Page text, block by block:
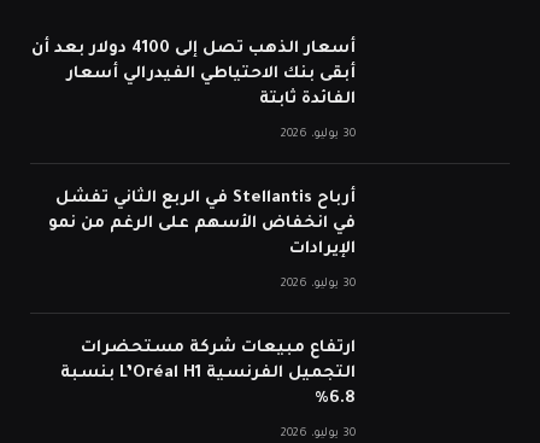
أسعار الذهب تصل إلى 4100 دولار بعد أن
أبقى بنك الاحتياطي الفيدرالي أسعار
الفائدة ثابتة
30 يوليو، 2026
أرباح Stellantis في الربع الثاني تفشل
في انخفاض الأسهم على الرغم من نمو
الإيرادات
30 يوليو، 2026
ارتفاع مبيعات شركة مستحضرات
التجميل الفرنسية L’Oréal H1 بنسبة
6.8%
30 يوليو، 2026